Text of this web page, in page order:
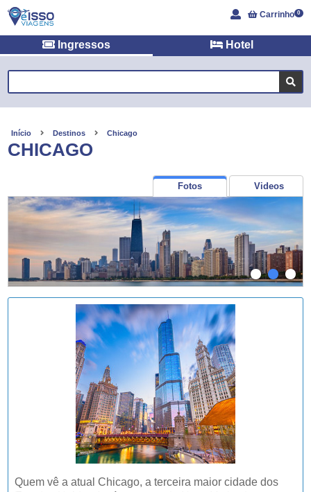
Carrinho 0
Ingressos Hotel
Início Destinos Chicago
CHICAGO
Fotos Videos
Quem vê a atual Chicago, a terceira maior cidade dos